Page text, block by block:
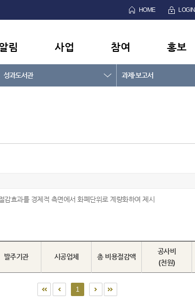
HOME LOGIN
림 사업 참여 홍보
성과도서관 과제·보고서
효과를 경제적 측면에서 화폐단위로 계량화하여 제시
발주기관 시공업체 총 비용절감액
공사비
(천원)
1